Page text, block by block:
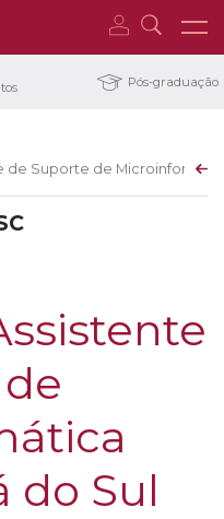
Pós-graduação
de Suporte de
do Sul